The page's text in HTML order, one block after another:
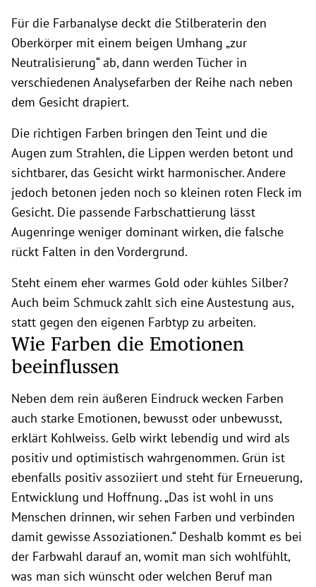
Für die Farbanalyse deckt die Stilberaterin den
Oberkörper mit einem beigen Umhang „zur
Neutralisierung“ ab, dann werden Tücher in
verschiedenen Analysefarben der Reihe nach neben
dem Gesicht drapiert.
Die richtigen Farben bringen den Teint und die
Augen zum Strahlen, die Lippen werden betont und
sichtbarer, das Gesicht wirkt harmonischer. Andere
jedoch betonen jeden noch so kleinen roten Fleck im
Gesicht. Die passende Farbschattierung lässt
Augenringe weniger dominant wirken, die falsche
rückt Falten in den Vordergrund.
Steht einem eher warmes Gold oder kühles Silber?
Auch beim Schmuck zahlt sich eine Austestung aus,
statt gegen den eigenen Farbtyp zu arbeiten.
Wie Farben die Emotionen
beeinflussen
Neben dem rein äußeren Eindruck wecken Farben
auch starke Emotionen, bewusst oder unbewusst,
erklärt Kohlweiss. Gelb wirkt lebendig und wird als
positiv und optimistisch wahrgenommen. Grün ist
ebenfalls positiv assoziiert und steht für Erneuerung,
Entwicklung und Hoffnung. „Das ist wohl in uns
Menschen drinnen, wir sehen Farben und verbinden
damit gewisse Assoziationen.“ Deshalb kommt es bei
der Farbwahl darauf an, womit man sich wohlfühlt,
was man sich wünscht oder welchen Beruf man